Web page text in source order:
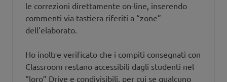
le correzioni direttamente on-line, inserendo
commenti via tastiera riferiti a “zone”
dell’elaborato.
Ho inoltre verificato che i compiti consegnati con
Classroom restano accessibili dagli studenti nel
“loro” Drive e condivisibili, per cui se qualcuno